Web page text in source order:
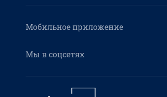
Мобильное приложение
Мы в соцсетях